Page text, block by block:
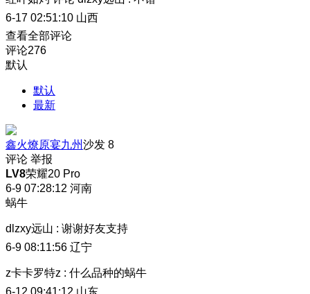
6-17 02:51:10 山西
查看全部评论
评论276
默认
默认
最新
鑫火燎原宴九州沙发 8
评论 举报
LV8荣耀20 Pro
6-9 07:28:12 河南
蜗牛
dlzxy远山 : 谢谢好友支持
6-9 08:11:56 辽宁
z卡卡罗特z : 什么品种的蜗牛
6-12 09:41:12 山东